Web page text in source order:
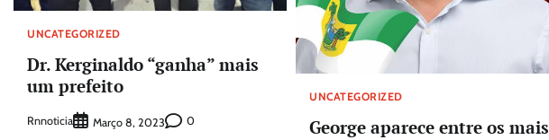
UNCATEGORIZED
Dr. Kerginaldo “ganha” mais
um prefeito
Rnnoticia Março 8, 2023 0
UNCATEGORIZED
George aparece entre os mais